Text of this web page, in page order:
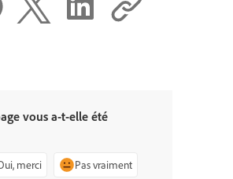
vous a-t-elle été
merci Pas vraiment